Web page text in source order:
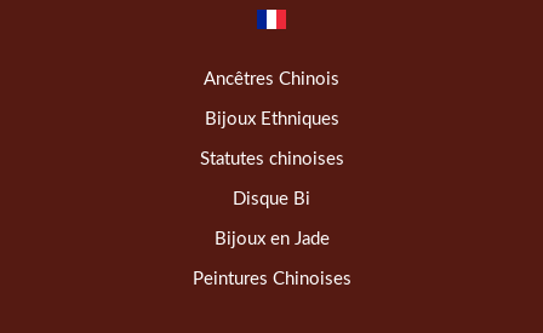
Ancêtres Chinois
Bijoux Ethniques
Statutes chinoises
Disque Bi
Bijoux en Jade
Peintures Chinoises